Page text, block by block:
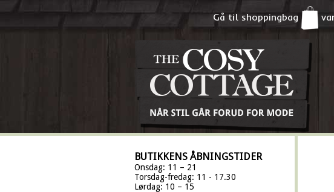
Gå til shoppingbag
BUTIKKENS ÅBNINGSTIDER
Onsdag: 11 – 21
Torsdag-fredag: 11 - 17.30
Lørdag: 10 – 15